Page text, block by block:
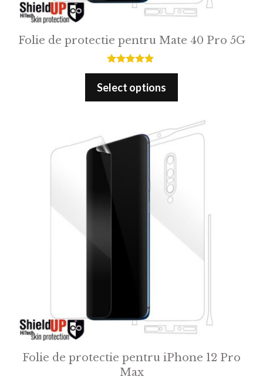
Folie de protectie pentru Mate 40 Pro 5G
5.00
Select options
Folie de protectie pentru iPhone 12 Pro
Max